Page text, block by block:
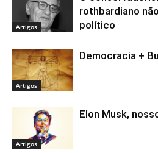
Artigos
rothbardiano
político
Artigos
Democracia +
Artigos
Elon Musk,